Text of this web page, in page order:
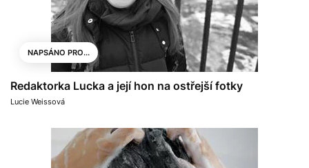
NAPSÁNO PRO...
Redaktorka Lucka a její hon na ostřejší fotky
Lucie Weissová